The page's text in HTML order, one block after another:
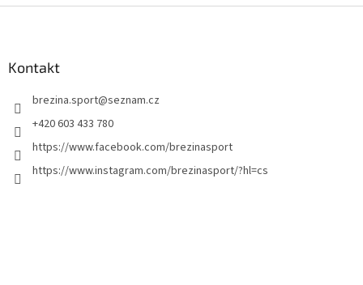
ý
p
v
Kontakt
brezina.sport@seznam.cz
+420 603 433 780
https://www.facebook.com/brezinasport
https://www.instagram.com/brezinasport/?hl=cs